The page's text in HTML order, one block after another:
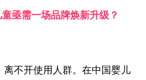
亟需一场品牌焕新升级 ？
离不开使用人群。在中国婴儿